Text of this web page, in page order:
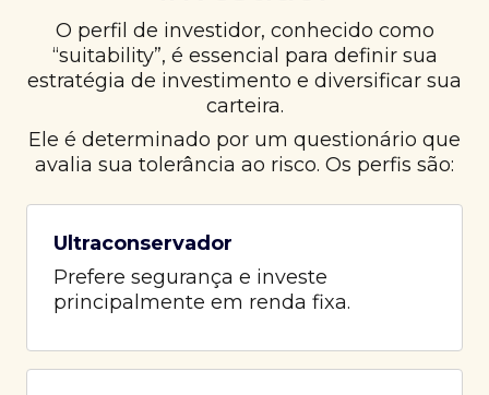
O perfil de investidor, conhecido como
“suitability”, é essencial para definir sua
estratégia de investimento e diversificar sua
carteira.
Ele é determinado por um questionário que
avalia sua tolerância ao risco. Os perfis são:
Ultraconservador
Prefere segurança e investe
principalmente em renda fixa.